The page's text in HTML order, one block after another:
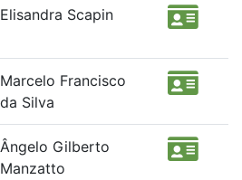
Elisandra Scapin
Marcelo Francisco
da Silva
Ângelo Gilberto
Manzatto